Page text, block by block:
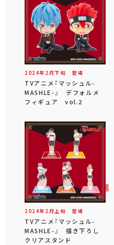
2024年 2 月下旬 登場
TVアニメ『マッシュル-
MASHLE-』 デフォルメ
フィギュア vol.2
2024年 2 月 上旬 登場
TVアニメ『マッシュル-
MASHLE-』 描き下ろし
クリアスタンド